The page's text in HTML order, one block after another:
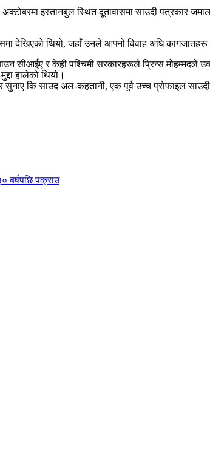
इस्तानबुल स्थित दूतावासमा साउदी पत्रकार
देखिएको थियो, जहाँ उनले आफ्नो विवाह अघि कागजातहरू
सीआईए र केही पश्चिमी सरकारहरूले प्रिन्स
हालेको थियो।
कि साउद अल-कहतानी, एक पूर्व उच्च प्रोफाइल साउदी
बर्षपछि पक्राउ